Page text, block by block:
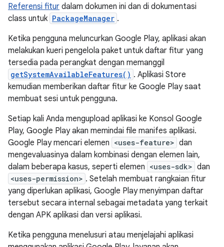
Referensi fitur dalam dokumen ini dan di dokumentasi
class untuk PackageManager .
Ketika pengguna meluncurkan Google Play, aplikasi akan
melakukan kueri pengelola paket untuk daftar fitur yang
tersedia pada perangkat dengan memanggil
getSystemAvailableFeatures() . Aplikasi Store
kemudian memberikan daftar fitur ke Google Play saat
membuat sesi untuk pengguna.
Setiap kali Anda mengupload aplikasi ke Konsol Google
Play, Google Play akan memindai file manifes aplikasi.
Google Play mencari elemen <uses-feature> dan
mengevaluasinya dalam kombinasi dengan elemen lain,
dalam beberapa kasus, seperti elemen <uses-sdk> dan
<uses-permission> . Setelah membuat rangkaian fitur
yang diperlukan aplikasi, Google Play menyimpan daftar
tersebut secara internal sebagai metadata yang terkait
dengan APK aplikasi dan versi aplikasi.
Ketika pengguna menelusuri atau menjelajahi aplikasi